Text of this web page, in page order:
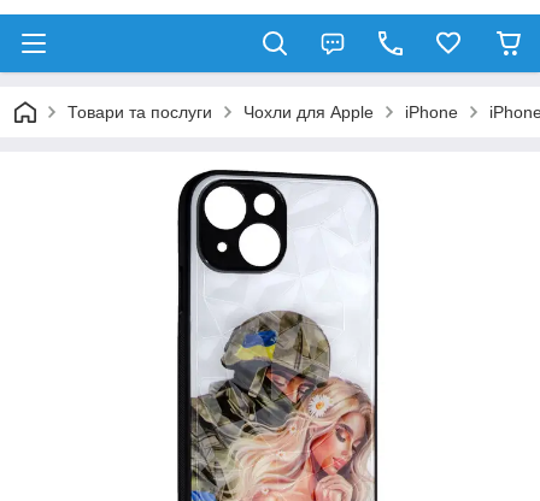
Товари та послуги Чохли для Apple iPhone